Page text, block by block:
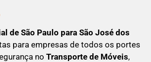
de São Paulo para São José dos
para empresas de todos os portes
no Transporte de Móveis,